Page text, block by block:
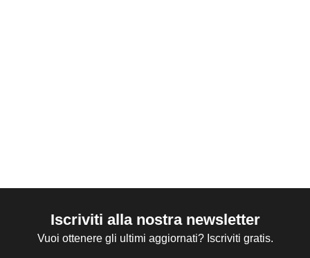
Iscriviti alla nostra newsletter
Vuoi ottenere gli ultimi aggiornati? Iscriviti gratis.